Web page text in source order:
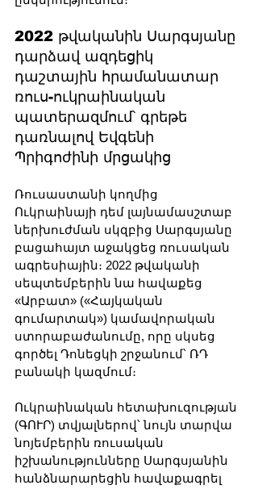
2022 թվականին Սարգսյանը
դարձավ ազդեցիկ
դաշտային հրամանատար
ռուս-ուկրաինական
պատերազմում՝ գրեթե
դառնալով Եվգենի
Պրիգոժինի մրցակից
Ռուսաստանի կողմից
Ուկրաինայի դեմ լայնամասշտաբ
ներխուժման սկզբից Սարգսյանը
բացահայտ աջակցեց ռուսական
ագրեսիային։ 2022 թվականի
սեպտեմբերին նա հավաքեց
«Արբատ» («Հայկական
գումարտակ») կամավորական
ստորաբաժանումը, որը սկսեց
գործել Դոնեցկի շրջանում՝ ՌԴ
բանակի կազմում։
Ուկրաինական հետախուզության
(ԳՈՒՐ) տվյալներով՝ նույն տարվա
նոյեմբերին ռուսական
իշխանությունները Սարգսյանին
հանձնարարեցին հավաքագրել